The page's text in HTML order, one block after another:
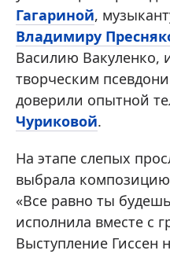
Гагариной,
Владимиру
Василию Вакуленко,
творческим
доверили опытной
Чуриковой.
На этапе слепых
выбрала композицию
«Все равно ты
исполнила вместе с
Выступление Гиссен